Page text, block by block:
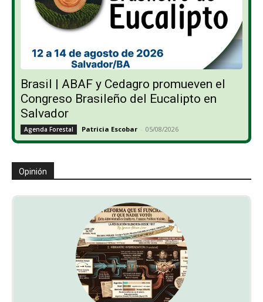
Brasil | ABAF y Cedagro promueven el
Congreso Brasileño del Eucalipto en
Salvador
Agenda Forestal Patricia Escobar - 05/08/2026
Opinión